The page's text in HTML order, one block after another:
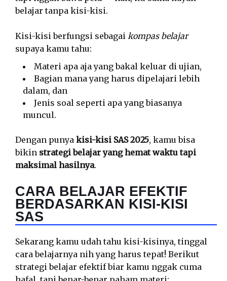
belajar tanpa kisi-kisi.
Kisi-kisi berfungsi sebagai kompas belajar
supaya kamu tahu:
Materi apa aja yang bakal keluar di ujian,
Bagian mana yang harus dipelajari lebih
dalam, dan
Jenis soal seperti apa yang biasanya
muncul.
Dengan punya kisi-kisi SAS 2025, kamu bisa
bikin strategi belajar yang hemat waktu tapi
maksimal hasilnya.
CARA BELAJAR EFEKTIF
BERDASARKAN KISI-KISI
SAS
Sekarang kamu udah tahu kisi-kisinya, tinggal
cara belajarnya nih yang harus tepat! Berikut
strategi belajar efektif biar kamu nggak cuma